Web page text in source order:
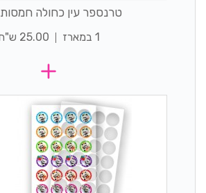
טרנספר עין כחולה חמסות 342
1 במארז 25.00 ש"ח